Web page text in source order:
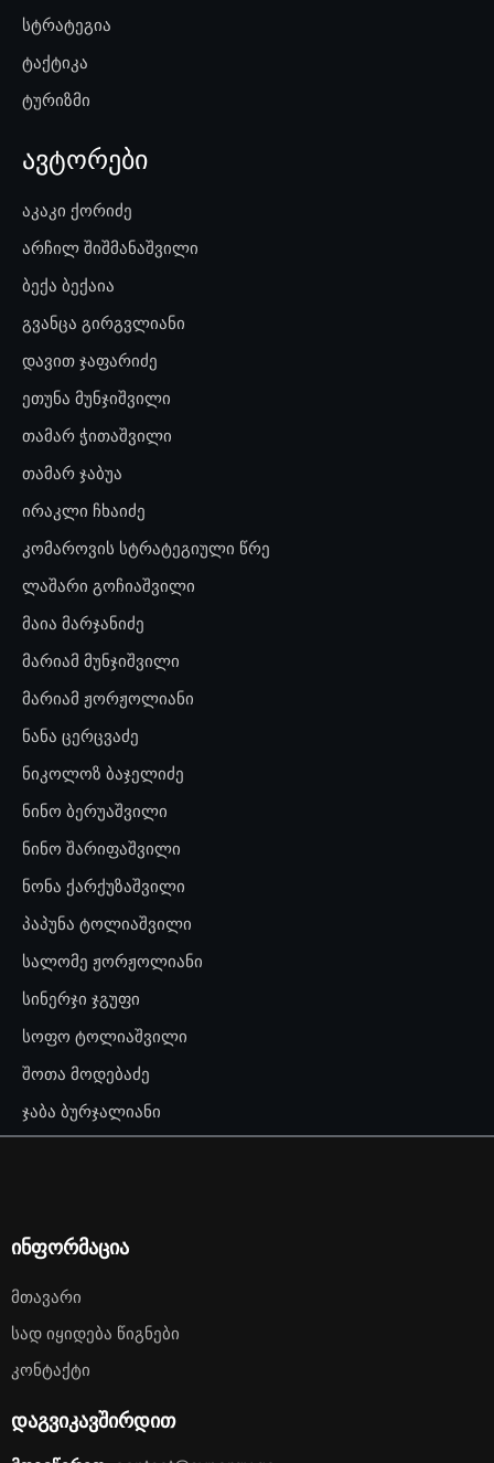
სტრატეგია
ტაქტიკა
ტურიზმი
ავტორები
აკაკი ქორიძე
არჩილ შიშმანაშვილი
ბექა ბექაია
გვანცა გირგვლიანი
დავით ჯაფარიძე
ეთუნა მუნჯიშვილი
თამარ ჭითაშვილი
თამარ ჯაბუა
ირაკლი ჩხაიძე
კომაროვის სტრატეგიული წრე
ლაშარი გოჩიაშვილი
მაია მარჯანიძე
მარიამ მუნჯიშვილი
მარიამ ჟორჟოლიანი
ნანა ცერცვაძე
ნიკოლოზ ბაჯელიძე
ნინო ბერუაშვილი
ნინო შარიფაშვილი
ნონა ქარქუზაშვილი
პაპუნა ტოლიაშვილი
სალომე ჟორჟოლიანი
სინერჯი ჯგუფი
სოფო ტოლიაშვილი
შოთა მოდებაძე
ჯაბა ბურჯალიანი
ინფორმაცია
Მთავარი
Სად Იყიდება Წიგნები
Კონტაქტი
დაგვიკავშირდით